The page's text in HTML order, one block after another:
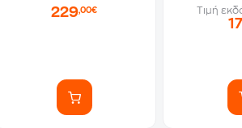
229,00€
Τιμή